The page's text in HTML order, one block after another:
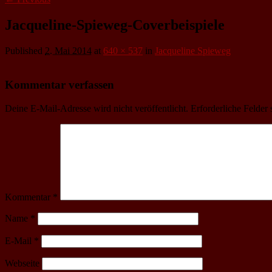
Jacqueline-Spieweg-Coverbeispiele
Published 2. Mai 2014 at 640 × 537 in Jacqueline Spieweg
Kommentar verfassen
Deine E-Mail-Adresse wird nicht veröffentlicht. Erforderliche Felder
Kommentar *
Name *
E-Mail *
Webseite